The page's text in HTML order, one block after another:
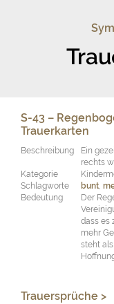
S-43 –
Trauerkarten
Beschreibung
Ein
rechts
Kategorie
Schlagworte
bunt,
Bedeutung
Der
dass es
mehr
steht
Trauersprüche >